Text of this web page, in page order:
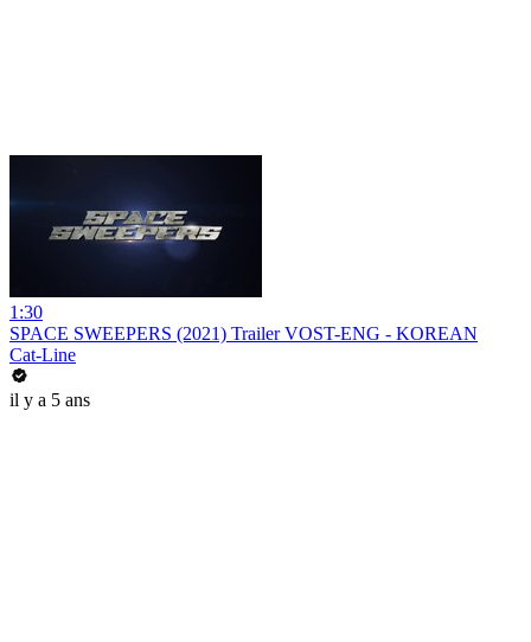
1:30
SPACE SWEEPERS (2021) Trailer VOST-ENG - KOREAN
Cat-Line
il y a 5 ans